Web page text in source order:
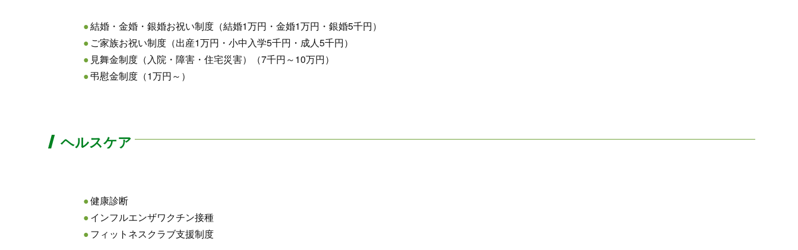
結婚・金婚・銀婚お祝い制度（結婚1万円・金婚1万円・銀婚5千円）
ご家族お祝い制度（出産1万円・小中入学5千円・成人5千円）
見舞金制度（入院・障害・住宅災害）（7千円～10万円）
弔慰金制度（1万円～）
ヘルスケア
健康診断
インフルエンザワクチン接種
フィットネスクラブ支援制度